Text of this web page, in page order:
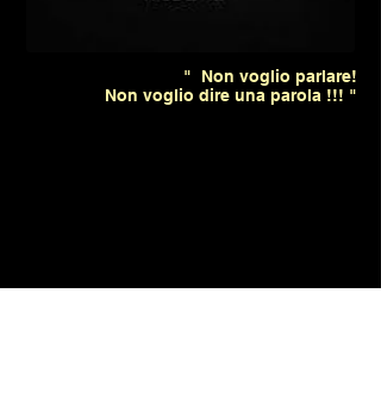
" Non voglio parlare!
Non voglio dire una parola !!! "